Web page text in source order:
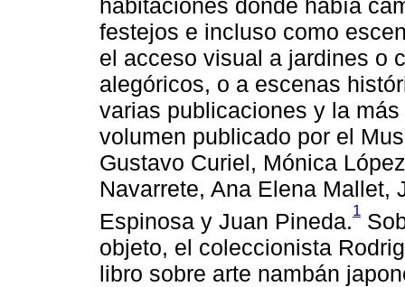
habitaciones donde había
festejos e incluso como
el acceso visual a jardines o
alegóricos, o a escenas
varias publicaciones y la
volumen publicado por el
Gustavo Curiel, Mónica
Navarrete, Ana Elena Mallet,
Espinosa y Juan Pineda.1
objeto, el coleccionista
libro sobre arte nambán